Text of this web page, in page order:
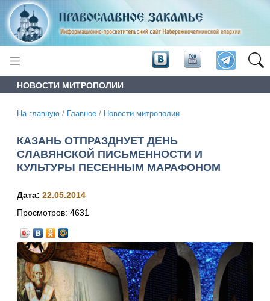
НОВОСТИ МИТРОПОЛИИ
На главную / Главное / Новости митрополии
КАЗАНЬ ОТПРАЗДНУЕТ ДЕНЬ
СЛАВЯНСКОЙ ПИСЬМЕННОСТИ И
КУЛЬТУРЫ ПЕСЕННЫМ МАРАФОНОМ
Дата: 22.05.2014
Просмотров: 4631